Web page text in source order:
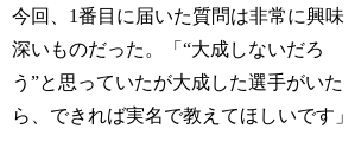
今回、1番目に届いた質問は非常に興味
深いものだった。「“大成しないだろ
う”と思っていたが大成した選手がいた
ら、できれば実名で教えてほしいです」